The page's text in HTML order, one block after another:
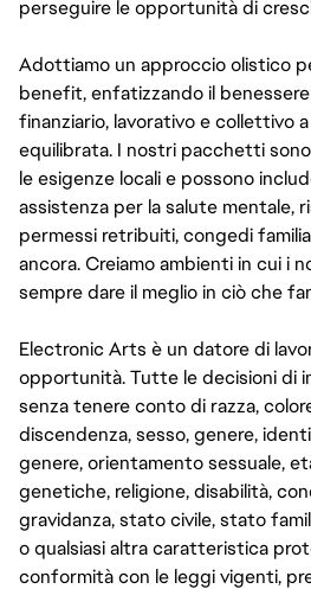
perseguire le opportunità di
Adottiamo un approccio olistico
benefit, enfatizzando il
finanziario, lavorativo e collettivo
equilibrata. I nostri pacchetti
le esigenze locali e possono
assistenza per la salute mentale,
permessi retribuiti, congedi
ancora. Creiamo ambienti in cui i
sempre dare il meglio in ciò che
Electronic Arts è un datore di
opportunità. Tutte le decisioni di
senza tenere conto di razza,
discendenza, sesso, genere,
genere, orientamento sessuale,
genetiche, religione, disabilità,
gravidanza, stato civile, stato
o qualsiasi altra caratteristica
conformità con le leggi vigenti,